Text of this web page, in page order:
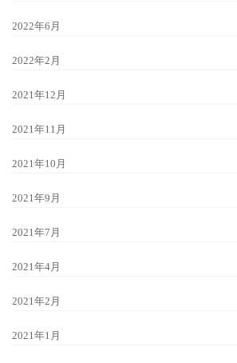
2022年6月
2022年2月
2021年12月
2021年11月
2021年10月
2021年9月
2021年7月
2021年4月
2021年2月
2021年1月